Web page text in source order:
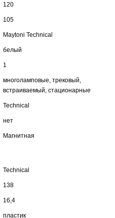
120
105
Maytoni Technical
белый
1
многоламповые, трековый,
встраиваемый, стационарные
Technical
нет
Магнитная
Technical
138
16,4
пластик